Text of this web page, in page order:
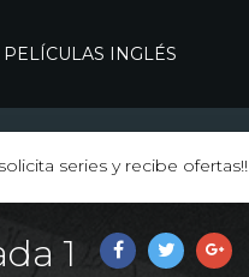
PELÍCULAS INGLÉS
series y recibe ofertas!!
1